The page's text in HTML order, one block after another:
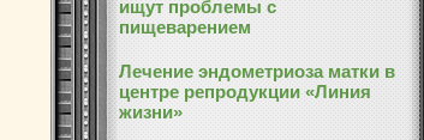
ищут проблемы с
пищеварением
Лечение эндометриоза матки в
центре репродукции «Линия
жизни»